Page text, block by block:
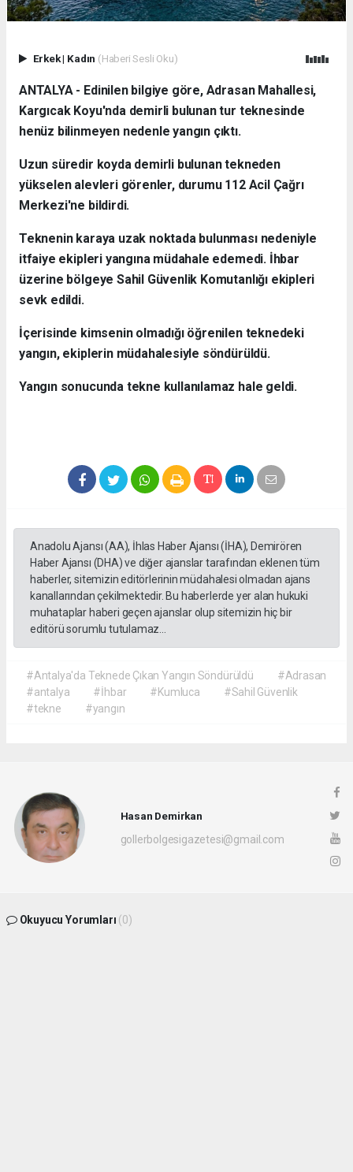
Erkek| Kadın (Haberi Sesli Oku)
ANTALYA - Edinilen bilgiye göre, Adrasan Mahallesi,
Kargıcak Koyu'nda demirli bulunan tur teknesinde
henüz bilinmeyen nedenle yangın çıktı.
Uzun süredir koyda demirli bulunan tekneden
yükselen alevleri görenler, durumu 112 Acil Çağrı
Merkezi'ne bildirdi.
Teknenin karaya uzak noktada bulunması nedeniyle
itfaiye ekipleri yangına müdahale edemedi. İhbar
üzerine bölgeye Sahil Güvenlik Komutanlığı ekipleri
sevk edildi.
İçerisinde kimsenin olmadığı öğrenilen teknedeki
yangın, ekiplerin müdahalesiyle söndürüldü.
Yangın sonucunda tekne kullanılamaz hale geldi.
Anadolu Ajansı (AA), İhlas Haber Ajansı (İHA), Demirören
Haber Ajansı (DHA) ve diğer ajanslar tarafından eklenen tüm
haberler, sitemizin editörlerinin müdahalesi olmadan ajans
kanallarından çekilmektedir. Bu haberlerde yer alan hukuki
muhataplar haberi geçen ajanslar olup sitemizin hiç bir
editörü sorumlu tutulamaz...
#Antalya'da Teknede Çıkan Yangın Söndürüldü
#Adrasan
#antalya
#İhbar #Kumluca
#Sahil Güvenlik
#tekne
#yangın
Hasan Demirkan
gollerbolgesigazetesi@gmail.com
Okuyucu Yorumları (0)